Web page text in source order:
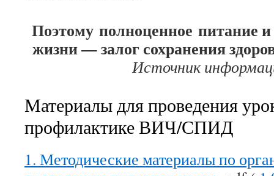
Поэтому полноценное питание
жизни — залог сохранения
Источник
Материалы для проведения
профилактике ВИЧ/СПИД
1. Методические материалы по